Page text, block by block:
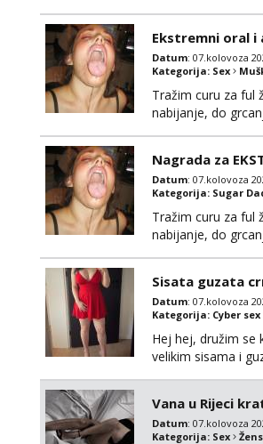
kontinentalna...
Ekstremni oral i
Datum: 07.kolovoza
Kategorija: Sex
Tražim curu za ful
nabijanje, do
Nagrada za
Datum: 07.kolovoza
Kategorija: Sugar
Tražim curu za ful
nabijanje, do
Sisata guzata
Datum: 07.kolovoza
Kategorija: Cyber sex
Hej hej, družim se
velikim sisama i
Vana u Rijeci
Datum: 07.kolovoza
Kategorija: Sex